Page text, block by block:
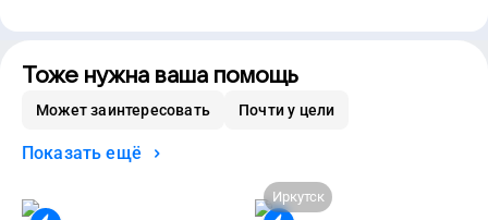
Тоже нужна ваша помощь
Может заинтересовать Почти у цели
Показать ещё
Иркутск